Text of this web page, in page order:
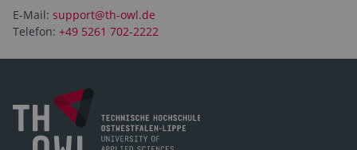
E-Mail: support@th-owl.de
Telefon: +49 5261 702-2222